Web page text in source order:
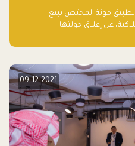
تطبيق مونة المختص ببيع
عن إغلاق جولتها
المحدودة وتسارع القابضة
09-12-2021